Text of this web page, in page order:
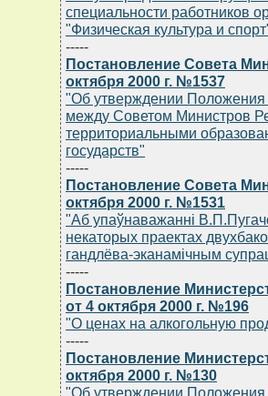
специальности работников
"Физическая культура и
-----
Постановление Совета
октября 2000 г. №1537
"Об утверждении Положения
между Советом Министров
территориальными
государств"
-----
Постановление Совета
октября 2000 г. №1531
"Аб упаўнаважаннi
некаторых праектах
гандлёва-эканамiчным
-----
Постановление
от 4 октября 2000 г. №196
"О ценах на алкогольную
-----
Постановление
октября 2000 г. №130
"Об утверждении Положения